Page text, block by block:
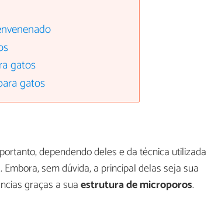
gatos
gatos
dependendo deles e da técnica utilizada
sem dúvida, a principal delas seja sua
graças a suaestrutura de microporos.